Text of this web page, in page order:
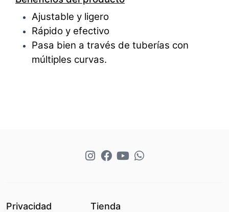
Ajustable y ligero
Rápido y efectivo
Pasa bien a través de tuberías con
múltiples curvas.
Privacidad Tienda